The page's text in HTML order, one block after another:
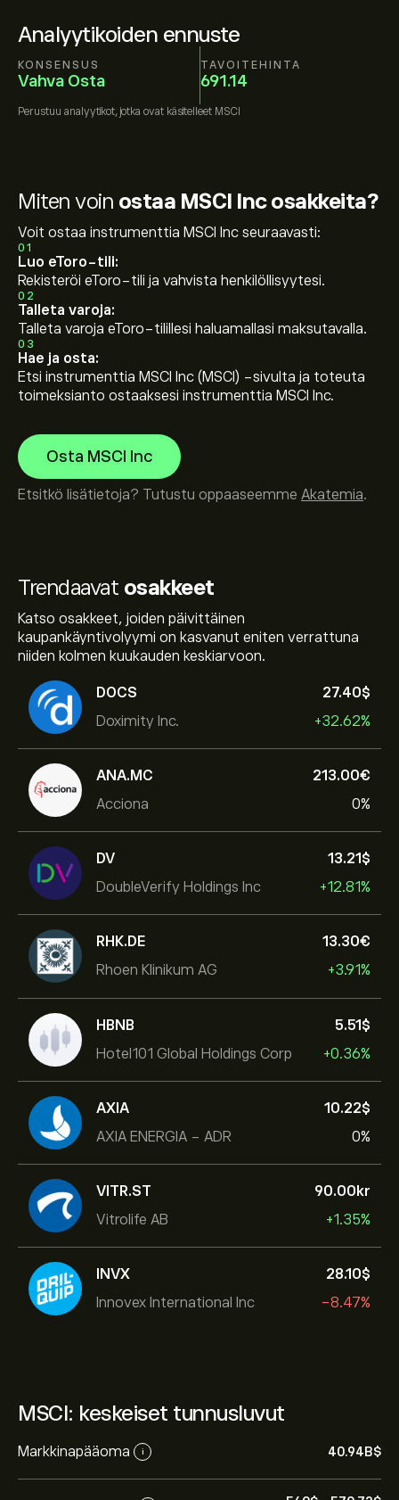
Analyytikoiden ennuste
KONSENSUS
Vahva Osta
TAVOITEHINTA
691.14
Perustuu analyytikot, jotka ovat käsitelleet MSCI
Trendaavat osakkeet
Katso osakkeet, joiden päivittäinen
kaupankäyntivolyymi on kasvanut eniten verrattuna
niiden kolmen kuukauden keskiarvoon.
DOCS
Doximity Inc.
27.40‎$‎
+32.62%
ANA.MC
Acciona
213.00‎€‎
0%
DV
DoubleVerify Holdings Inc
13.21‎$‎
+12.81%
RHK.DE
Rhoen Klinikum AG
13.30‎€‎
+3.91%
HBNB
Hotel101 Global Holdings Corp
5.51‎$‎
+0.36%
AXIA
AXIA ENERGIA - ADR
10.22‎$‎
0%
VITR.ST
Vitrolife AB
90.00‎kr‎
+1.35%
INVX
Innovex International Inc
28.10‎$‎
-8.47%
MSCI: keskeiset tunnusluvut
Markkinapääoma i 40.94B‎$‎
Miten voin ostaa MSCI Inc osakkeita?
Voit ostaa instrumenttia MSCI Inc seuraavasti:
01
Luo eToro-tili:
Rekisteröi eToro-tili ja vahvista henkilöllisyytesi.
02
Talleta varoja:
Talleta varoja eToro-tilillesi haluamallasi maksutavalla.
03
Hae ja osta:
Etsi instrumenttia MSCI Inc (MSCI) -sivulta ja toteuta
toimeksianto ostaaksesi instrumenttia MSCI Inc.
Osta MSCI Inc
Etsitkö lisätietoja? Tutustu oppaaseemme Akatemia.